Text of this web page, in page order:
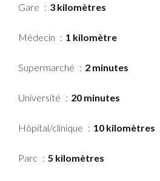
Gare 3 kilomètres
Médecin 1 kilomètre
Supermarché 2 minutes
Université 20 minutes
Hôpital/clinique 10 kilomètres
Parc 5 kilomètres